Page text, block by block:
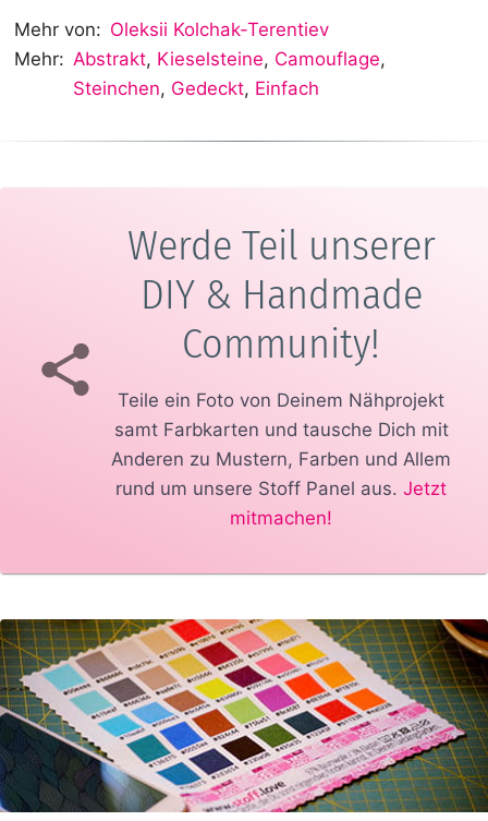
Mehr von: Oleksii Kolchak-Terentiev
Mehr: Abstrakt, Kieselsteine, Camouflage,
Steinchen, Gedeckt, Einfach
Werde Teil unserer
DIY & Handmade
Community!
Teile ein Foto von Deinem Nähprojekt
samt Farbkarten und tausche Dich mit
Anderen zu Mustern, Farben und Allem
rund um unsere Stoff Panel aus. Jetzt
mitmachen!